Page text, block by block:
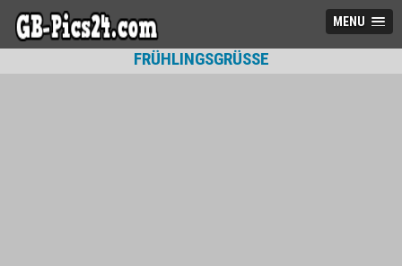
MENU
FRÜHLINGSGRÜSSE